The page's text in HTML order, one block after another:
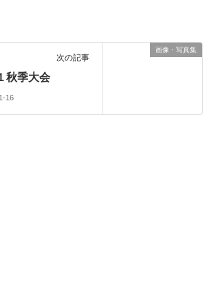
画像・写真集
次の記事
秋季大会
16